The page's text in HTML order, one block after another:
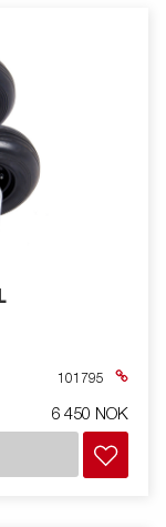
101795
6 450 NOK